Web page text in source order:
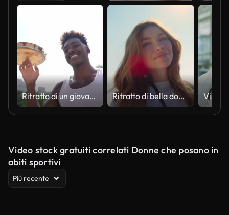
Ritratto di un giovane capoeirista che gira il tamburello a San Paolo, Brasile Ritratto di bella donna alla luce del sole. Viso di ragazza dagli occhi azzurri in raggi di sole all'aperto
Video stock gratuiti correlati Donne che posano in
abiti sportivi
Più recente